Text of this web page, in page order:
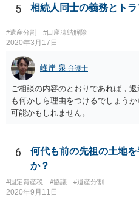
ります。
5 相続人同士の義務とト
#遺産分割 #口座凍結解除
2020年3月17日
峰岸 泉 弁護士
ご相談の内容のとおりであれば，
も何かしら理由をつけるでしょう
可能かもしれません。
6
何代も前の先祖の土地
か？
#固定資産税 #協議 #遺産分割
2020年9月11日